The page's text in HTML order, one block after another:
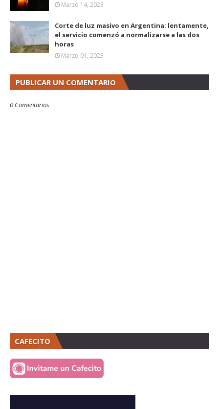
Marzo 14, 2023
Corte de luz masivo en Argentina: lentamente,
el servicio comenzó a normalizarse a las dos
horas
Marzo 01, 2023
PUBLICAR UN COMENTARIO
0 Comentarios
CAFECITO